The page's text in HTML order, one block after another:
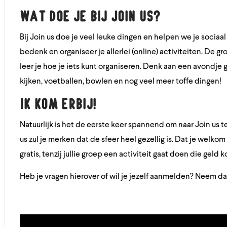
Wat doe je bij Join us?
Bij Join us doe je veel leuke dingen en helpen we je
bedenk en organiseer je allerlei (online) activiteiten. De
leer je hoe je iets kunt organiseren. Denk aan een
kijken, voetballen, bowlen en nog veel meer toffe dingen!
Ik kom erbij!
Natuurlijk is het de eerste keer spannend om naar Join
us zul je merken dat de sfeer heel gezellig is. Dat je
gratis, tenzij jullie groep een activiteit gaat doen die geld
Heb je vragen hierover of wil je jezelf aanmelden? Neem